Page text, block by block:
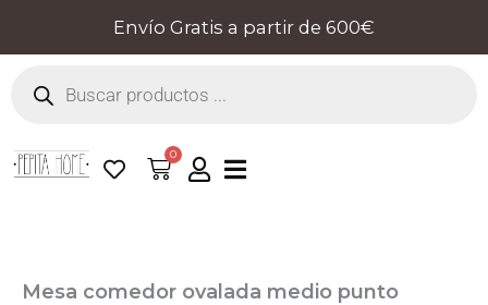
contenido
Envío Gratis a partir de 600€
productos
0
Cart
Mesa comedor ovalada medio punto